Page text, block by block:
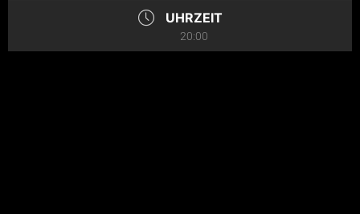
UHRZEIT
20:00